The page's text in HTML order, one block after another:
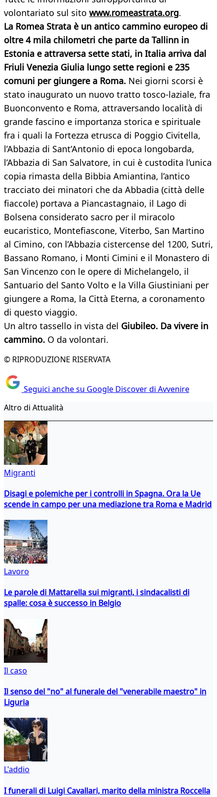
volontariato sul sito www.romeastrata.org.
La Romea Strata è un antico cammino europeo di
oltre 4 mila chilometri che parte da Tallinn in
Estonia e attraversa sette stati, in Italia arriva dal
Friuli Venezia Giulia lungo sette regioni e 235
comuni per giungere a Roma. Nei giorni scorsi è
stato inaugurato un nuovo tratto tosco-laziale, fra
Buonconvento e Roma, attraversando località di
grande fascino e importanza storica e spirituale
fra i quali la Fortezza etrusca di Poggio Civitella,
l’Abbazia di Sant’Antonio di epoca longobarda,
l’Abbazia di San Salvatore, in cui è custodita l’unica
copia rimasta della Bibbia Amiantina, l’antico
tracciato dei minatori che da Abbadia (città delle
fiaccole) portava a Piancastagnaio, il Lago di
Bolsena considerato sacro per il miracolo
eucaristico, Montefiascone, Viterbo, San Martino
al Cimino, con l’Abbazia cistercense del 1200, Sutri,
Bassano Romano, i Monti Cimini e il Monastero di
San Vincenzo con le opere di Michelangelo, il
Santuario del Santo Volto e la Villa Giustiniani per
giungere a Roma, la Città Eterna, a coronamento
di questo viaggio.
Un altro tassello in vista del Giubileo. Da vivere in
cammino. O da volontari.
© RIPRODUZIONE RISERVATA
Seguici anche su Google Discover di Avvenire
Altro di Attualità
Migranti
Disagi e polemiche per i controlli in Spagna. Ora la Ue
scende in campo per una mediazione tra Roma e Madrid
Lavoro
Le parole di Mattarella sui migranti, i sindacalisti di
spalle: cosa è successo in Belgio
Il caso
Il senso del "no" al funerale del "venerabile maestro" in
Liguria
L'addio
I funerali di Luigi Cavallari, marito della ministra Roccella